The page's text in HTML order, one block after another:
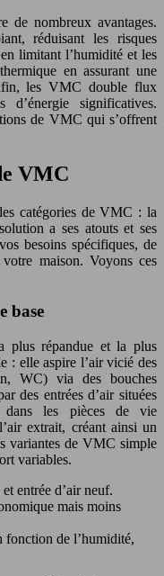
de nombreux avantages.
réduisant les risques
limitant l’humidité et les
en assurant une
les VMC double flux
d’énergie significatives.
de VMC qui s’offrent
VMC
catégories de VMC : la
a ses atouts et ses
besoins spécifiques, de
maison. Voyons ces
base
répandue et la plus
: elle aspire l’air vicié des
WC) via des bouches
des entrées d’air situées
dans les pièces de vie
extrait, créant ainsi un
variantes de VMC simple
variables.
entrée d’air neuf.
mais moins
fonction de l’humidité,